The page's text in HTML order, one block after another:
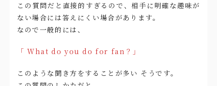
この質問だと直接的すぎるので、相手に明確な趣味が
ない場合には答えにくい場合があります。
なので一般的には、
「 What do you do for fan？」
このような聞き方をすることが多い そうです。